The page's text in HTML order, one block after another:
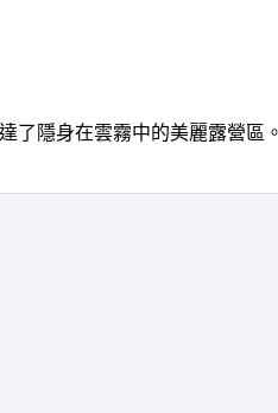
了隱身在雲霧中的美麗露營區。